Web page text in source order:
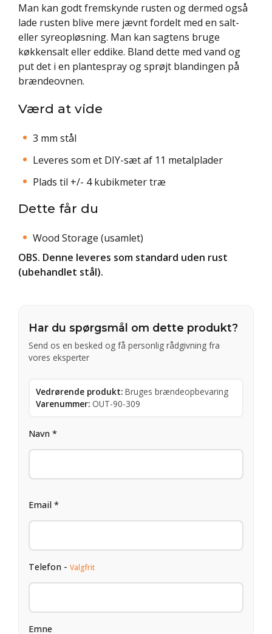
Man kan godt fremskynde rusten og dermed også
lade rusten blive mere jævnt fordelt med en salt-
eller syreopløsning. Man kan sagtens bruge
køkkensalt eller eddike. Bland dette med vand og
put det i en plantespray og sprøjt blandingen på
brændeovnen.
Værd at vide
3 mm stål
Leveres som et DIY-sæt af 11 metalplader
Plads til +/- 4 kubikmeter træ
Dette får du
Wood Storage (usamlet)
OBS. Denne leveres som standard uden rust
(ubehandlet stål).
Har du spørgsmål om dette produkt?
Send os en besked og få personlig rådgivning fra
vores eksperter
Vedrørende produkt: Bruges brændeopbevaring
Varenummer: OUT-90-309
Navn *
Email *
Telefon - Valgfrit
Emne